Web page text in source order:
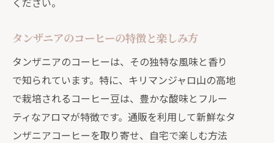
自宅で感じるタンザニアの風味と香り
タンザニアのコーヒー豆の収穫と加工
方法
通販で体験するタンザニアのコーヒー
作り
タンザニアのコーヒーと文化を楽しむ
タンザニアのコーヒーの特徴と楽しみ方
タンザニアのコーヒーは、その独特な風味と香り
で知られています。特に、キリマンジャロ山の高地
で栽培されるコーヒー豆は、豊かな酸味とフルー
ティなアロマが特徴です。通販を利用して新鮮なタ
ンザニアコーヒーを取り寄せ、自宅で楽しむ方法